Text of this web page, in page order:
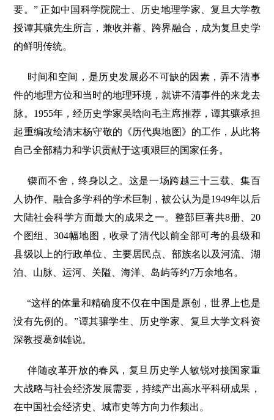
要。” 正如中国科学院院士、历史地理学家、复旦大学教
授谭其骧先生所言，兼收并蓄、跨界融合，成为复旦史学
的鲜明传统。
时间和空间，是历史发展必不可缺的因素，弄不清事
件的地理方位和当时的地理环境，就讲不清事件的来龙去
脉。1955年，经历史学家吴晗向毛主席推荐，谭其骧承担
起重编改绘清末杨守敬的《历代舆地图》的工作，从此将
自己全部精力和学识贡献于这项艰巨的国家任务。
锲而不舍，终身以之。这是一场跨越三十三载、集百
人协作、融合多学科的学术巨制，被公认为是1949年以后
大陆社会科学方面最大的成果之一。整部巨著共8册、20
个图组、304幅地图，收录了清代以前全部可考的县级和
县级以上的行政单位、主要居民点、部族名以及河流、湖
泊、山脉、运河、关隘、海洋、岛屿等约7万余地名。
“这样的体量和精确度不仅在中国是原创，世界上也是
没有先例的。”谭其骧学生、历史学家、复旦大学文科资
深教授葛剑雄说。
伴随改革开放的春风，复旦历史学人敏锐对接国家重
大战略与社会经济发展需要，持续产出高水平科研成果，
在中国社会经济史、城市史等方向力作频出。